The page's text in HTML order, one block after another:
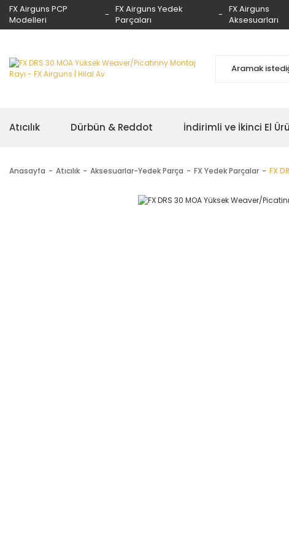
FX Airguns PCP
Modelleri
FX Airguns Yedek
Parçaları
FX Airguns
Aksesuarları
Atıcılık Dürbün & Reddot İndirimli ve İkinci El
Anasayfa Atıcılık Aksesuarlar-Yedek Parça FX Yedek Parçalar FX